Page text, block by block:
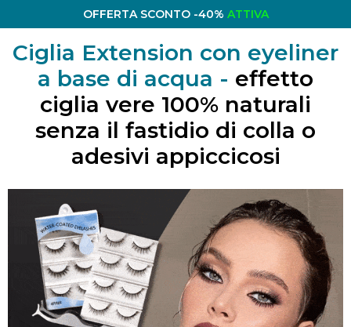
OFFERTA SCONTO -40% ATTIVA
Ciglia Extension con eyeliner
a base di acqua - effetto
ciglia vere 100% naturali
senza il fastidio di colla o
adesivi appiccicosi